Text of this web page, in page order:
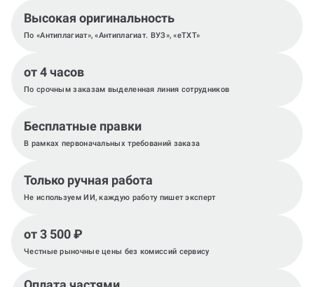
Высокая оригинальность
По «Антиплагиат», «Антиплагиат. ВУЗ», «eTXT»
от 4 часов
По срочным заказам выделенная линия сотрудников
Бесплатные правки
В рамках первоначальных требований заказа
Только ручная работа
Не используем ИИ, каждую работу пишет эксперт
от 3 500 ₽
Честные рыночные цены без комиссий сервису